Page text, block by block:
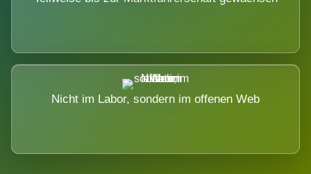
Nicht im Labor, sondern im offenen Web